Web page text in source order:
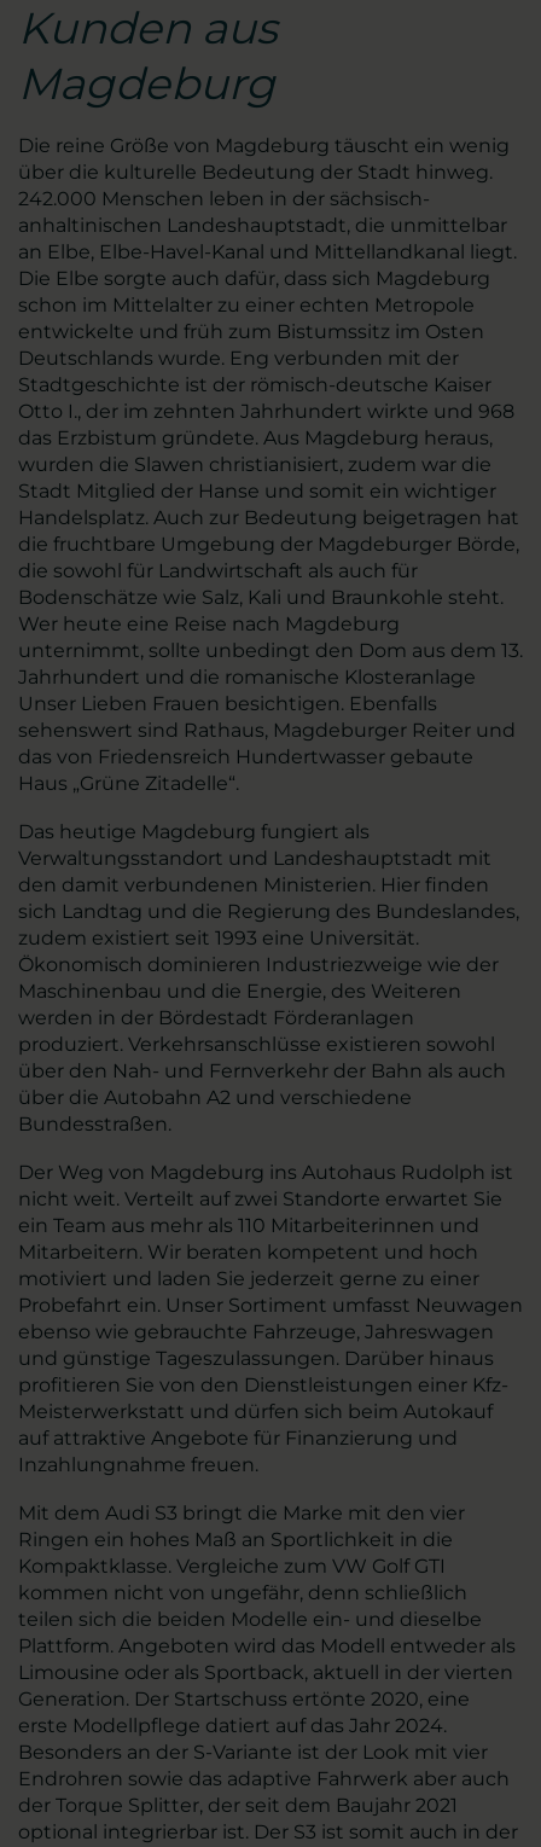
Kunden aus
Magdeburg
Die reine Größe von Magdeburg täuscht ein wenig
über die kulturelle Bedeutung der Stadt hinweg.
242.000 Menschen leben in der sächsisch-
anhaltinischen Landeshauptstadt, die unmittelbar
an Elbe, Elbe-Havel-Kanal und Mittellandkanal liegt.
Die Elbe sorgte auch dafür, dass sich Magdeburg
schon im Mittelalter zu einer echten Metropole
entwickelte und früh zum Bistumssitz im Osten
Deutschlands wurde. Eng verbunden mit der
Stadtgeschichte ist der römisch-deutsche Kaiser
Otto I., der im zehnten Jahrhundert wirkte und 968
das Erzbistum gründete. Aus Magdeburg heraus,
wurden die Slawen christianisiert, zudem war die
Stadt Mitglied der Hanse und somit ein wichtiger
Handelsplatz. Auch zur Bedeutung beigetragen hat
die fruchtbare Umgebung der Magdeburger Börde,
die sowohl für Landwirtschaft als auch für
Bodenschätze wie Salz, Kali und Braunkohle steht.
Wer heute eine Reise nach Magdeburg
unternimmt, sollte unbedingt den Dom aus dem 13.
Jahrhundert und die romanische Klosteranlage
Unser Lieben Frauen besichtigen. Ebenfalls
sehenswert sind Rathaus, Magdeburger Reiter und
das von Friedensreich Hundertwasser gebaute
Haus „Grüne Zitadelle“.
Das heutige Magdeburg fungiert als
Verwaltungsstandort und Landeshauptstadt mit
den damit verbundenen Ministerien. Hier finden
sich Landtag und die Regierung des Bundeslandes,
zudem existiert seit 1993 eine Universität.
Ökonomisch dominieren Industriezweige wie der
Maschinenbau und die Energie, des Weiteren
werden in der Bördestadt Förderanlagen
produziert. Verkehrsanschlüsse existieren sowohl
über den Nah- und Fernverkehr der Bahn als auch
über die Autobahn A2 und verschiedene
Bundesstraßen.
Der Weg von Magdeburg ins Autohaus Rudolph ist
nicht weit. Verteilt auf zwei Standorte erwartet Sie
ein Team aus mehr als 110 Mitarbeiterinnen und
Mitarbeitern. Wir beraten kompetent und hoch
motiviert und laden Sie jederzeit gerne zu einer
Probefahrt ein. Unser Sortiment umfasst Neuwagen
ebenso wie gebrauchte Fahrzeuge, Jahreswagen
und günstige Tageszulassungen. Darüber hinaus
profitieren Sie von den Dienstleistungen einer Kfz-
Meisterwerkstatt und dürfen sich beim Autokauf
auf attraktive Angebote für Finanzierung und
Inzahlungnahme freuen.
Mit dem Audi S3 bringt die Marke mit den vier
Ringen ein hohes Maß an Sportlichkeit in die
Kompaktklasse. Vergleiche zum VW Golf GTI
kommen nicht von ungefähr, denn schließlich
teilen sich die beiden Modelle ein- und dieselbe
Plattform. Angeboten wird das Modell entweder als
Limousine oder als Sportback, aktuell in der vierten
Generation. Der Startschuss ertönte 2020, eine
erste Modellpflege datiert auf das Jahr 2024.
Besonders an der S-Variante ist der Look mit vier
Endrohren sowie das adaptive Fahrwerk aber auch
der Torque Splitter, der seit dem Baujahr 2021
optional integrierbar ist. Der S3 ist somit auch in der